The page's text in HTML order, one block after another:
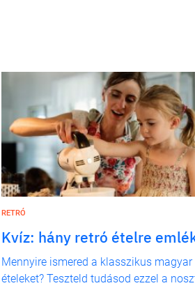
RETRÓ
Kvíz: hány retró ételre
Mennyire ismered a klasszikus magyar
ételeket? Teszteld tudásod ezzel a